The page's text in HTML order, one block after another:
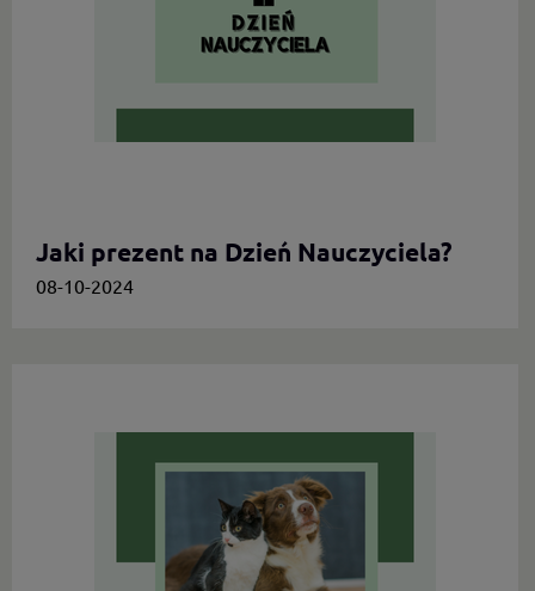
Jaki prezent na Dzień Nauczyciela?
08-10-2024